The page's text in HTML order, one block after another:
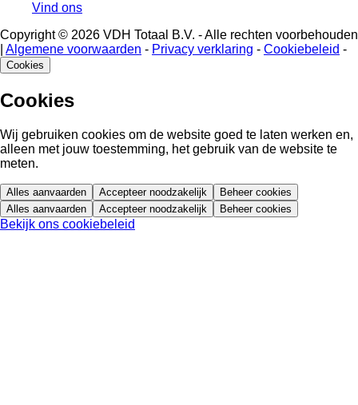
Vind ons
Copyright © 2026 VDH Totaal B.V. - Alle rechten voorbehouden
Algemene voorwaarden - Privacy verklaring - Cookiebeleid -
Cookies
Cookies
Wij gebruiken cookies om de website goed te laten werken en,
alleen met jouw toestemming, het gebruik van de website te
meten.
Alles aanvaarden Accepteer noodzakelijk
Beheer cookies
Alles aanvaarden
Accepteer noodzakelijk Beheer cookies
Bekijk ons cookiebeleid